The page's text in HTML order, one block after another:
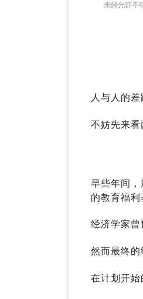
人与人的
不妨先来看
早些年间
的教育福利
经济学家曾
然而最终的
在计划开始